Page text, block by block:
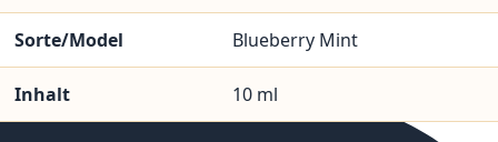
Sorte/Model Blueberry Mint
Inhalt 10 ml